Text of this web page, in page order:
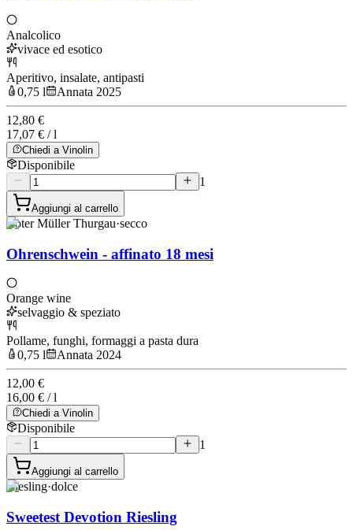
Analcolico
vivace ed esotico
Aperitivo, insalate, antipasti
0,75 l
Annata 2025
12,80 €
17,07 € / l
Chiedi a Vinolin
Disponibile
1
Aggiungi al carrello
Roter Müller Thurgau·secco
Ohrenschwein - affinato 18 mesi
Orange wine
selvaggio & speziato
Pollame, funghi, formaggi a pasta dura
0,75 l
Annata 2024
12,00 €
16,00 € / l
Chiedi a Vinolin
Disponibile
1
Aggiungi al carrello
Riesling·dolce
Sweetest Devotion Riesling